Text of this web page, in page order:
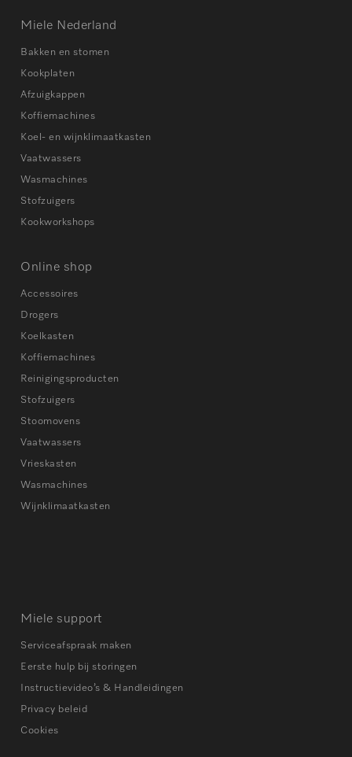
Miele Nederland
Bakken en stomen
Kookplaten
Afzuigkappen
Koffiemachines
Koel- en wijnklimaatkasten
Vaatwassers
Wasmachines
Stofzuigers
Kookworkshops
Online shop
Accessoires
Drogers
Koelkasten
Koffiemachines
Reinigingsproducten
Stofzuigers
Stoomovens
Vaatwassers
Vrieskasten
Wasmachines
Wijnklimaatkasten
Miele support
Serviceafspraak maken
Eerste hulp bij storingen
Instructievideo’s & Handleidingen
Privacy beleid
Cookies